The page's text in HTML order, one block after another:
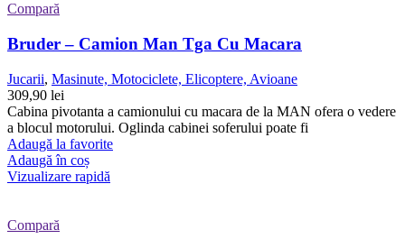
Compară
Bruder – Camion Man Tga Cu Macara
Jucarii, Masinute, Motociclete, Elicoptere, Avioane
309,90 lei
Cabina pivotanta a camionului cu macara de la MAN ofera o vedere
a blocul motorului. Oglinda cabinei soferului poate fi
Adaugă la favorite
Adaugă în coș
Vizualizare rapidă
Compară